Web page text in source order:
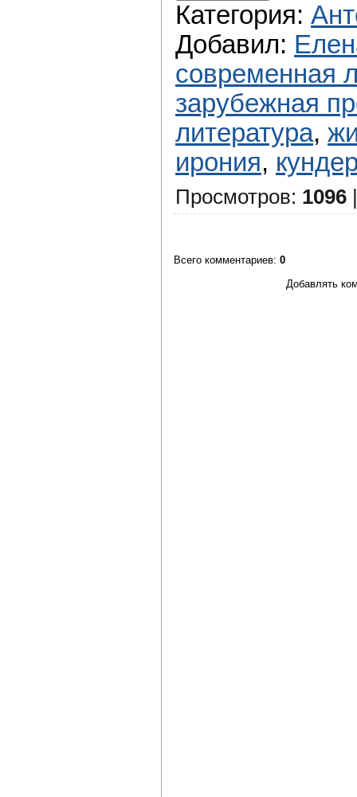
Категория:
Добавил:
современная
зарубежная
литература,
ирония,
Просмотров: 1096
Всего комментариев: 0
Добавлять